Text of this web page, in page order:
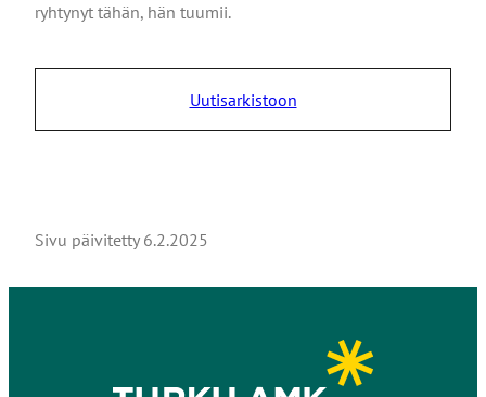
Uutisarkistoon
ryhtynyt tähän, hän tuumii.
Sivu päivitetty 6.2.2025